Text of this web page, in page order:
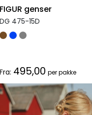
FIGUR genser
DG 475-15D
Fra: 495,00 per pakke